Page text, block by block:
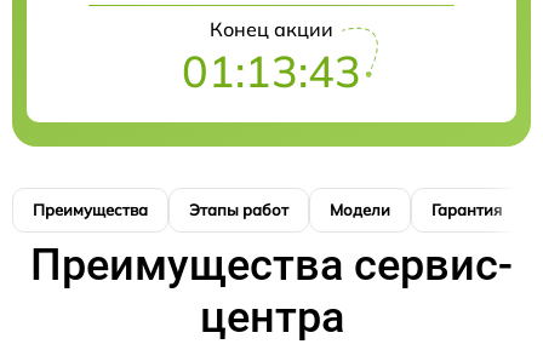
Конец акции
01:13:42
Преимущества Этапы работ Модели Гарантия
Преимущества сервис-
центра